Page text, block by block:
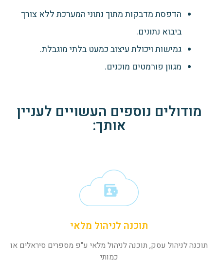
הדפסת מדבקות מתוך נתוני המערכת ללא צורך
ביבוא נתונים.
גמישות ויכולת עיצוב כמעט בלתי מוגבלת.
מגוון פורמטים מוכנים.
מודולים נוספים העשויים לעניין
אותך:
תוכנה לניהול מלאי
תוכנה לניהול עסק, תוכנה לניהול מלאי ע"פ מספרים סיראלים או
כמותי